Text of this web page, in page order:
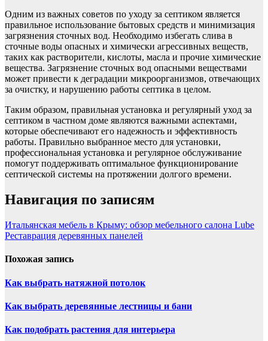
Одним из важных советов по уходу за септиком является
правильное использование бытовых средств и минимизация
загрязнения сточных вод. Необходимо избегать слива в
сточные воды опасных и химически агрессивных веществ,
таких как растворители, кислоты, масла и прочие химические
вещества. Загрязнение сточных вод опасными веществами
может привести к деградации микроорганизмов, отвечающих
за очистку, и нарушению работы септика в целом.
Таким образом, правильная установка и регулярный уход за
септиком в частном доме являются важными аспектами,
которые обеспечивают его надежность и эффективность
работы. Правильно выбранное место для установки,
профессиональная установка и регулярное обслуживание
помогут поддерживать оптимальное функционирование
септической системы на протяжении долгого времени.
Навигация по записям
Итальянская мебель в Крыму: обзор мебельного салона Lube
Реставрация деревянных панелей
Похожая запись
Как выбрать натяжной потолок
Как выбрать деревянные лестницы и бани
Как подобрать растения для интерьера